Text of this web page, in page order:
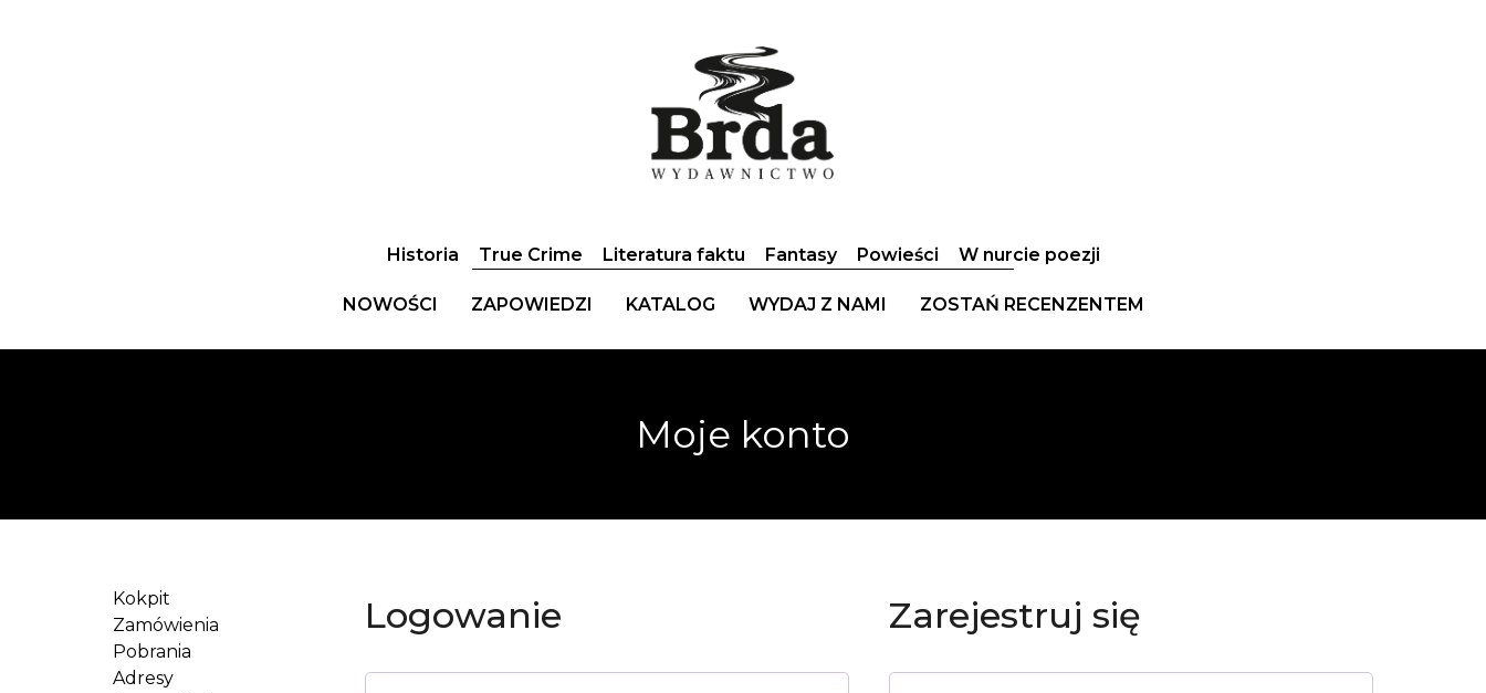
Historia True Crime Literatura faktu Fantasy Powieści W nurcie poezji
NOWOŚCI ZAPOWIEDZI KATALOG WYDAJ Z NAMI ZOSTAŃ RECENZENTEM
Moje konto
Logowanie Zarejestruj się
Kokpit
Zamówienia
Pobrania
Adresy